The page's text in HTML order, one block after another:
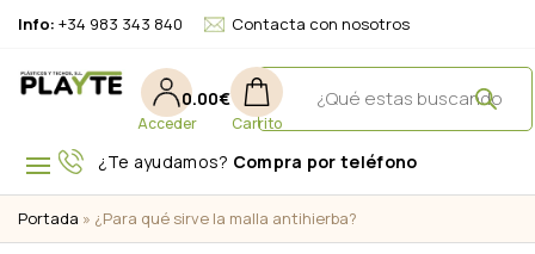
Info: +34 983 343 840 Contacta con nosotros
0.00€
¿Te ayudamos? Compra por teléfono
Portada » ¿Para qué sirve la malla antihierba?